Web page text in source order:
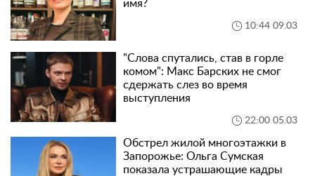
имя?
10:44 09.03
"Слова спутались, став в горле
комом": Макс Барских не смог
сдержать слез во время
выступления
22:00 05.03
Обстрел жилой многоэтажки в
Запорожье: Ольга Сумская
показала устрашающие кадры